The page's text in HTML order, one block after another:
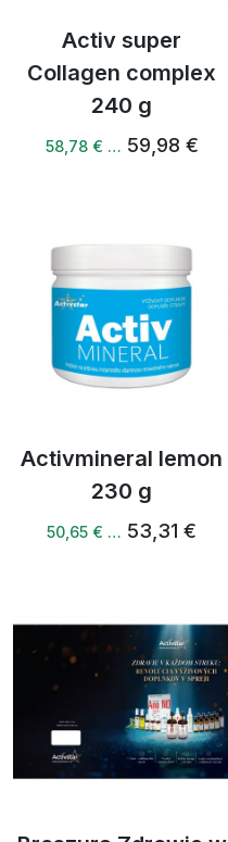
Activ super
Collagen complex
240 g
58,78 € … 59,98 €
Activmineral lemon
230 g
50,65 € … 53,31 €